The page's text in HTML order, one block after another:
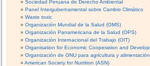
Sociedad Peruana de Derecho Ambiental
Panel Intergubernamental sobre Cambio Climático
Waste toxic
Organización Mundial de la Salud (OMS)
Organización Panamericana de la Salud (OPS)
Organización Internacional del Trabajo (OIT)
Organisation for Economic Cooperation and
Organización de ONU para agricultura y
American Society for Nutrition (ASN)